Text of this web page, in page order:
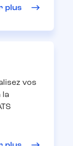
plus
vos
la